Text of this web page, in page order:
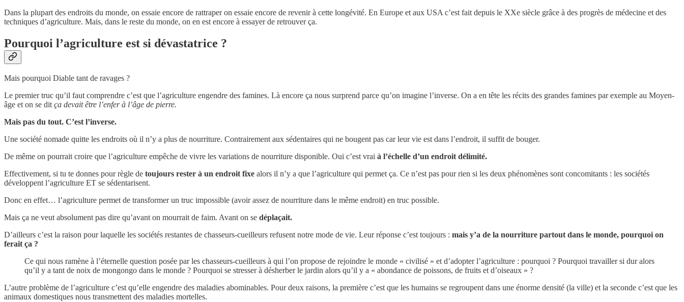
Dans la plupart des endroits du monde, on essaie encore de rattraper on essaie encore de revenir à cette longévité. En Europe et aux USA c’est fait depuis le XXe siècle grâce à des progrès de médecine et des
techniques d’agriculture. Mais, dans le reste du monde, on en est encore à essayer de retrouver ça.
Pourquoi l’agriculture est si dévastatrice ?
Mais pourquoi Diable tant de ravages ?
Le premier truc qu’il faut comprendre c’est que l’agriculture engendre des famines. Là encore ça nous surprend parce qu’on imagine l’inverse. On a en tête les récits des grandes famines par exemple au Moyen-
âge et on se ditça devait être l’enfer à l’âge de pierre.
Mais pas du tout. C’est l’inverse.
Une société nomade quitte les endroits où il n’y a plus de nourriture. Contrairement aux sédentaires qui ne bougent pas car leur vie est dans l’endroit, il suffit de bouger.
De même on pourrait croire que l’agriculture empêche de vivre les variations de nourriture disponible. Oui c’est vrai à l’échelle d’un endroit délimité.
Effectivement, si tu te donnes pour règle de toujours rester à un endroit fixe alors il n’y a que l’agriculture qui permet ça. Ce n’est pas pour rien si les deux phénomènes sont concomitants : les sociétés
développent l’agriculture ET se sédentarisent.
Donc en effet… l’agriculture permet de transformer un truc impossible (avoir assez de nourriture dans le même endroit) en truc possible.
Mais ça ne veut absolument pas dire qu’avant on mourrait de faim. Avant on se déplaçait.
D’ailleurs c’est la raison pour laquelle les sociétés restantes de chasseurs-cueilleurs refusent notre mode de vie. Leur réponse c’est toujours : mais y’a de la nourriture partout dans le monde, pourquoi on
ferait ça ?
Ce qui nous ramène à l’éternelle question posée par les chasseurs-cueilleurs à qui l’on propose de rejoindre le monde « civilisé » et d’adopter l’agriculture : pourquoi ? Pourquoi travailler si dur alors
qu’il y a tant de noix de mongongo dans le monde ? Pourquoi se stresser à désherber le jardin alors qu’il y a « abondance de poissons, de fruits et d’oiseaux » ?
L’autre problème de l’agriculture c’est qu’elle engendre des maladies abominables. Pour deux raisons, la première c’est que les humains se regroupent dans une énorme densité (la ville) et la seconde c’est que les
animaux domestiques nous transmettent des maladies mortelles.